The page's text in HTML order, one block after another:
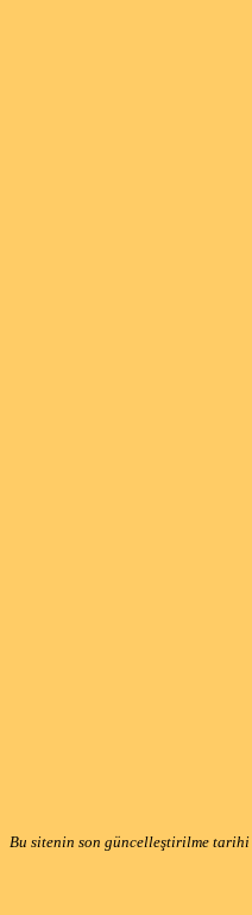
Bu sitenin son güncelleştirilme tarihi